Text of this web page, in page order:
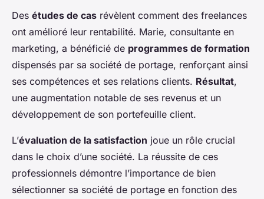
Des études de cas révèlent comment des freelances
ont amélioré leur rentabilité. Marie, consultante en
marketing, a bénéficié de programmes de formation
dispensés par sa société de portage, renforçant ainsi
ses compétences et ses relations clients. Résultat,
une augmentation notable de ses revenus et un
développement de son portefeuille client.
L’évaluation de la satisfaction joue un rôle crucial
dans le choix d’une société. La réussite de ces
professionnels démontre l’importance de bien
sélectionner sa société de portage en fonction des